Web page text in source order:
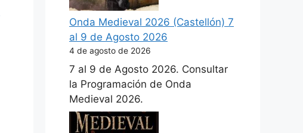
Onda Medieval 2026 (Castellón) 7
al 9 de Agosto 2026
4 de agosto de 2026
7 al 9 de Agosto 2026. Consultar
la Programación de Onda
Medieval 2026.